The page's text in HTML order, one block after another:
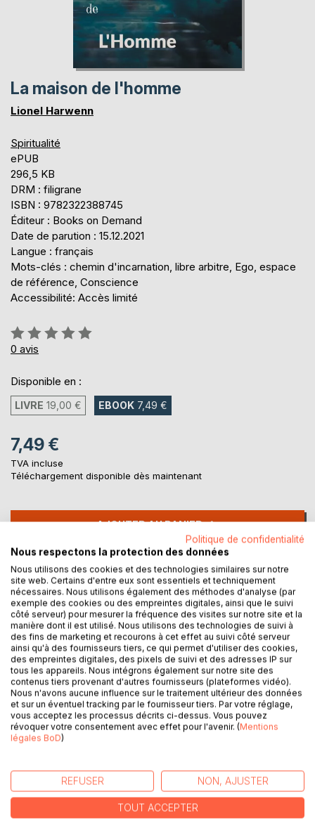
La maison de l'homme
Lionel Harwenn
Spiritualité
ePUB
296,5 KB
DRM : filigrane
ISBN : 9782322388745
Éditeur : Books on Demand
Date de parution : 15.12.2021
Langue : français
Mots-clés : chemin d'incarnation, libre arbitre, Ego, espace
de référence, Conscience
Accessibilité: Accès limité
Évaluation:
0%
0 avis
Disponible en :
LIVRE 19,00 € EBOOK 7,49 €
7,49 €
TVA incluse
Téléchargement disponible dès maintenant
AJOUTER AU PANIER
Ajouter à ma liste d'envies
Laisser un avis
DESCRIPTION
les lois de la vie sont plus importantes que la matière de la
vie, bien que celle-ci en soit un révélateur dont nous
Il n'y a pas d'intention d'ériger un nouveau temple, mais
simplement d'accompagner et de placer entre les mains
du lecteur des clés avec lesquelles il lui sera possible
Politique de confidentialité
Nous respectons la protection des données
Nous utilisons des cookies et des technologies similaires sur notre
site web. Certains d'entre eux sont essentiels et techniquement
nécessaires. Nous utilisons également des méthodes d'analyse (par
exemple des cookies ou des empreintes digitales, ainsi que le suivi
côté serveur) pour mesurer la fréquence des visites sur notre site et la
manière dont il est utilisé. Nous utilisons des technologies de suivi à
des fins de marketing et recourons à cet effet au suivi côté serveur
ainsi qu'à des fournisseurs tiers, ce qui permet d'utiliser des cookies,
des empreintes digitales, des pixels de suivi et des adresses IP sur
tous les appareils. Nous intégrons également sur notre site des
contenus tiers provenant d'autres fournisseurs (plateformes vidéo).
Nous n'avons aucune influence sur le traitement ultérieur des données
et sur un éventuel tracking par le fournisseur tiers. Par votre réglage,
vous acceptez les processus décrits ci-dessus. Vous pouvez
révoquer votre consentement avec effet pour l'avenir. (Mentions
légales BoD)
REFUSER NON, AJUSTER
TOUT ACCEPTER